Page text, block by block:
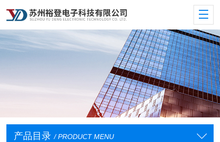
产品目录 / PRODUCT MENU